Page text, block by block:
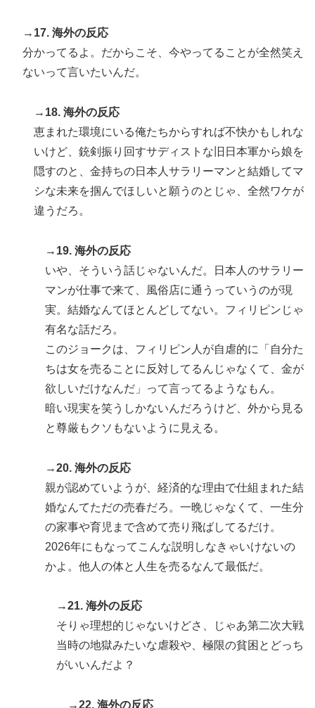
→17. 海外の反応
分かってるよ。だからこそ、今やってることが全然笑え
ないって言いたいんだ。
→18. 海外の反応
恵まれた環境にいる俺たちからすれば不快かもしれな
いけど、銃剣振り回すサディストな旧日本軍から娘を
隠すのと、金持ちの日本人サラリーマンと結婚してマ
シな未来を掴んでほしいと願うのとじゃ、全然ワケが
違うだろ。
→19. 海外の反応
いや、そういう話じゃないんだ。日本人のサラリー
マンが仕事で来て、風俗店に通うっていうのが現
実。結婚なんてほとんどしてない。フィリピンじゃ
有名な話だろ。
このジョークは、フィリピン人が自虐的に「自分た
ちは女を売ることに反対してるんじゃなくて、金が
欲しいだけなんだ」って言ってるようなもん。
暗い現実を笑うしかないんだろうけど、外から見る
と尊厳もクソもないように見える。
→20. 海外の反応
親が認めていようが、経済的な理由で仕組まれた結
婚なんてただの売春だろ。一晩じゃなくて、一生分
の家事や育児まで含めて売り飛ばしてるだけ。
2026年にもなってこんな説明しなきゃいけないの
かよ。他人の体と人生を売るなんて最低だ。
→21. 海外の反応
そりゃ理想的じゃないけどさ、じゃあ第二次大戦
当時の地獄みたいな虐殺や、極限の貧困とどっち
がいいんだよ？
→22. 海外の反応